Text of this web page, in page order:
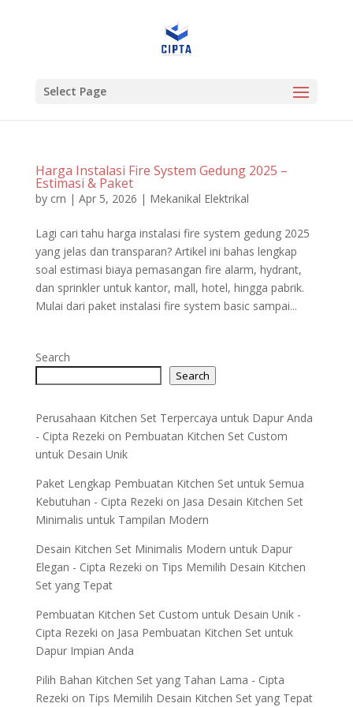
Select Page
Harga Instalasi Fire System Gedung 2025 –
Estimasi & Paket
by crn | Apr 5, 2026 | Mekanikal Elektrikal
Lagi cari tahu harga instalasi fire system gedung 2025
yang jelas dan transparan? Artikel ini bahas lengkap
soal estimasi biaya pemasangan fire alarm, hydrant,
dan sprinkler untuk kantor, mall, hotel, hingga pabrik.
Mulai dari paket instalasi fire system basic sampai...
Search
Search
Perusahaan Kitchen Set Terpercaya untuk Dapur Anda
- Cipta Rezeki on Pembuatan Kitchen Set Custom
untuk Desain Unik
Paket Lengkap Pembuatan Kitchen Set untuk Semua
Kebutuhan - Cipta Rezeki on Jasa Desain Kitchen Set
Minimalis untuk Tampilan Modern
Desain Kitchen Set Minimalis Modern untuk Dapur
Elegan - Cipta Rezeki on Tips Memilih Desain Kitchen
Set yang Tepat
Pembuatan Kitchen Set Custom untuk Desain Unik -
Cipta Rezeki on Jasa Pembuatan Kitchen Set untuk
Dapur Impian Anda
Pilih Bahan Kitchen Set yang Tahan Lama - Cipta
Rezeki on Tips Memilih Desain Kitchen Set yang Tepat